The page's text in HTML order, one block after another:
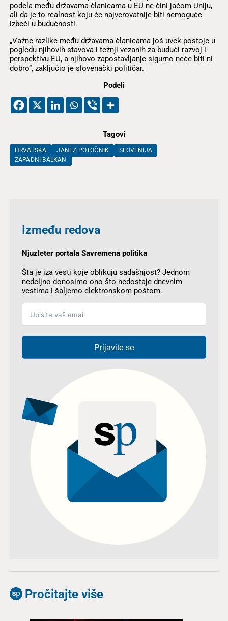
podela među državama članicama u EU ne čini jačom Uniju,
ali da je to realnost koju će najverovatnije biti nemoguće
izbeći u budućnosti.
„Važne razlike među državama članicama još uvek postoje u
pogledu njihovih stavova i težnji vezanih za budući razvoj i
perspektivu EU, a njihovo zapostavljanje sigurno neće biti ni
dobro“, zaključio je slovenački političar.
Podeli
Tagovi
HRVATSKA JANEZ POTOČNIK
SLOVENIJA
ZAPADNI BALKAN
Između redova
Njuzleter portala Savremena politika
Šta je iza vesti koje oblikuju sadašnjost? Jednom
nedeljno donosimo ono što nedostaje dnevnim
vestima i šaljemo elektronskom poštom.
Prijavite se
Pročitajte više